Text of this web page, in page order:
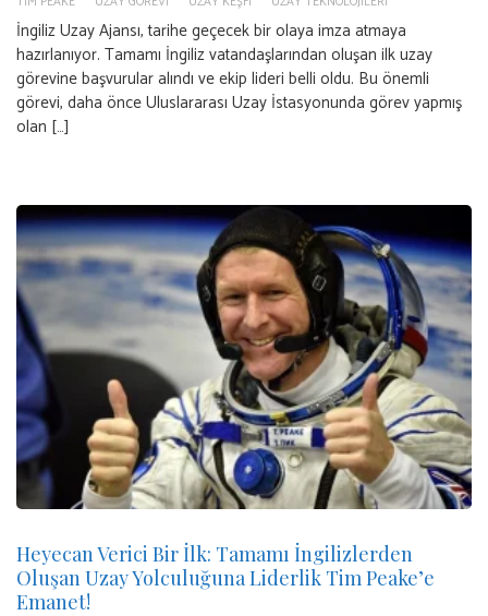
İngiliz Uzay Ajansı, tarihe geçecek bir olaya imza atmaya
hazırlanıyor. Tamamı İngiliz vatandaşlarından oluşan ilk uzay
görevine başvurular alındı ve ekip lideri belli oldu. Bu önemli
görevi, daha önce Uluslararası Uzay İstasyonunda görev yapmış
olan […]
Heyecan Verici Bir İlk: Tamamı İngilizlerden
Oluşan Uzay Yolculuğuna Liderlik Tim Peake’e
Emanet!